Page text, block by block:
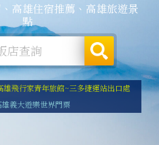
高雄住宿推薦、高雄旅遊景
點
飛行家青年旅館~三多捷運站出口處
義大遊樂世界門票